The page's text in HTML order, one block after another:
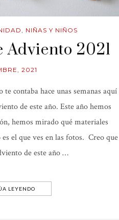
, NIÑAS Y NIÑOS
2021
2021
contaba hace unas semanas aquí
de este año. Este año hemos
hemos mirado qué materiales
el que ves en las fotos. Creo que
de este año …
LEYENDO